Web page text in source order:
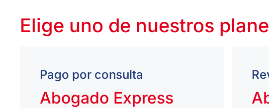
Elige uno de nuestros
Pago por consulta
Abogado Express